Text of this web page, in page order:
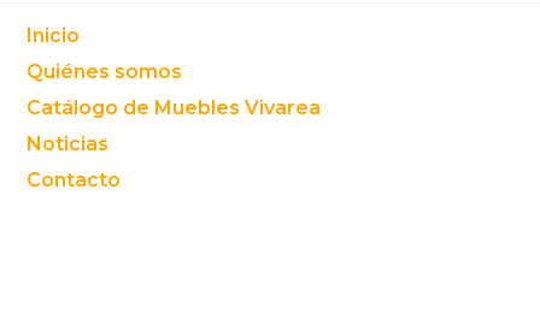
Footer
Inicio
Quiénes somos
Catálogo de Muebles Vivarea
Noticias
Contacto